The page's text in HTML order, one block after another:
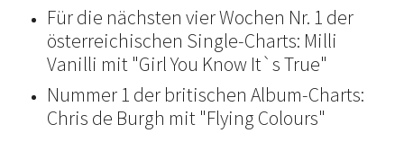
Für die nächsten vier Wochen Nr. 1 der
österreichischen Single-Charts: Milli
Vanilli mit "Girl You Know It`s True"
Nummer 1 der britischen Album-Charts:
Chris de Burgh mit "Flying Colours"